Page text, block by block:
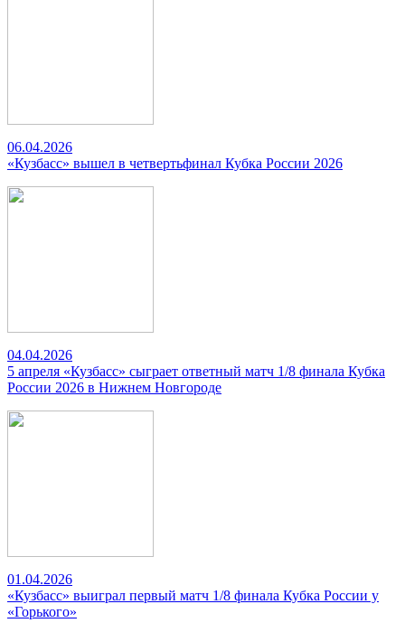
06.04.2026
«Кузбасс» вышел в четвертьфинал Кубка России 2026
04.04.2026
5 апреля «Кузбасс» сыграет ответный матч 1/8 финала Кубка
России 2026 в Нижнем Новгороде
01.04.2026
«Кузбасс» выиграл первый матч 1/8 финала Кубка России у
«Горького»